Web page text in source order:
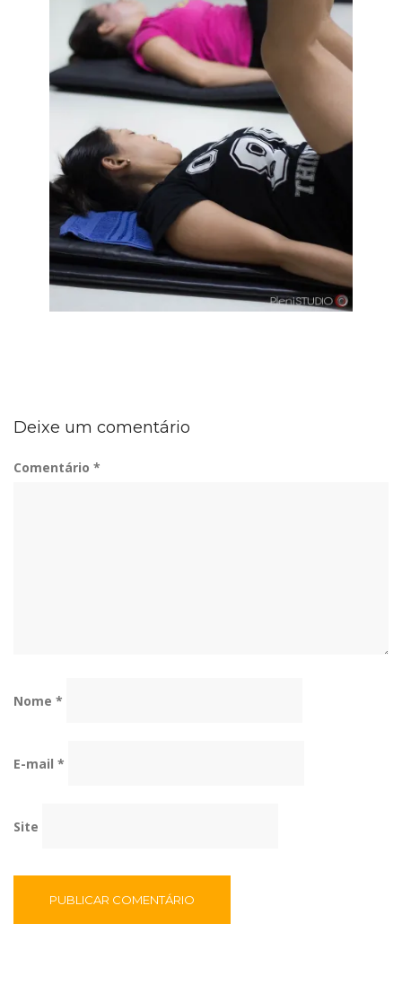
Deixe um comentário
Comentário *
Nome *
E-mail *
Site